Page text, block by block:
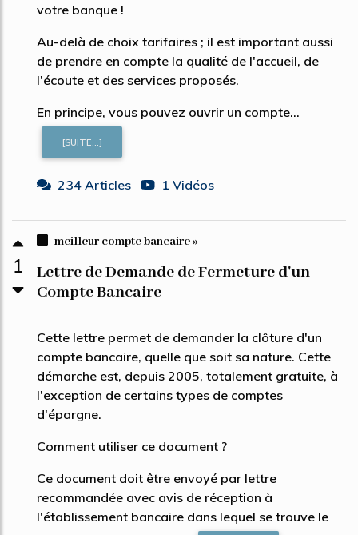
votre banque !
Au-delà de choix tarifaires ; il est important aussi
de prendre en compte la qualité de l'accueil, de
l'écoute et des services proposés.
En principe, vous pouvez ouvrir un compte...
[SUITE...]
234 Articles 1 Vidéos
1
meilleur compte bancaire »
Lettre de Demande de Fermeture d'un
Compte Bancaire
Cette lettre permet de demander la clôture d'un
compte bancaire, quelle que soit sa nature. Cette
démarche est, depuis 2005, totalement gratuite, à
l'exception de certains types de comptes
d'épargne.
Comment utiliser ce document ?
Ce document doit être envoyé par lettre
recommandée avec avis de réception à
l'établissement bancaire dans lequel se trouve le